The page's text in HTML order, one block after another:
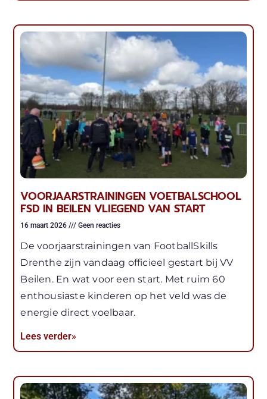
VOORJAARSTRAININGEN VOETBALSCHOOL
FSD IN BEILEN VLIEGEND VAN START
16 maart 2026 Geen reacties
De voorjaarstrainingen van FootballSkills
Drenthe zijn vandaag officieel gestart bij VV
Beilen. En wat voor een start. Met ruim 60
enthousiaste kinderen op het veld was de
energie direct voelbaar.
Lees verder»